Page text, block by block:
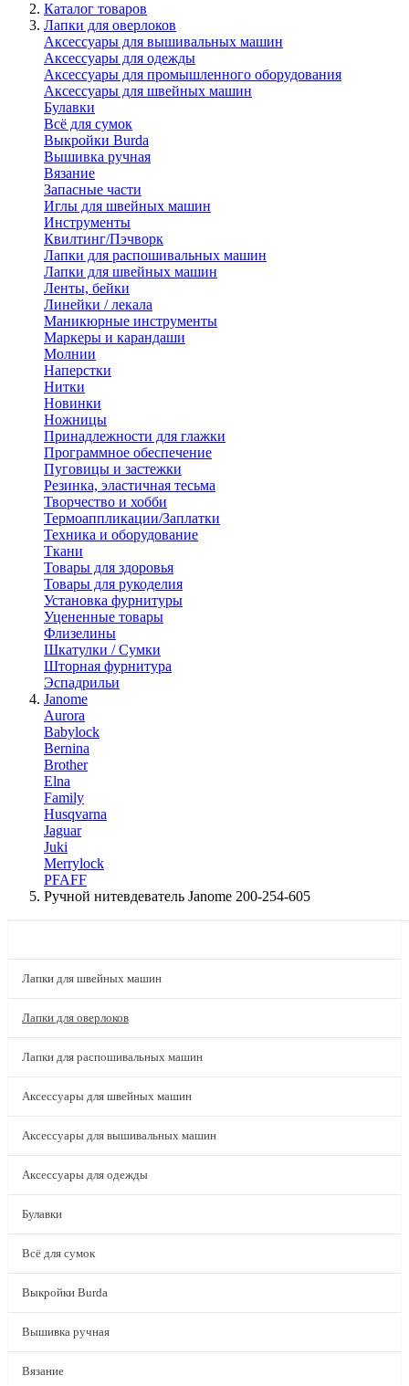
Каталог товаров
Лапки для оверлоков
Аксессуары для вышивальных машин
Аксессуары для одежды
Аксессуары для промышленного оборудования
Аксессуары для швейных машин
Булавки
Всё для сумок
Выкройки Burda
Вышивка ручная
Вязание
Запасные части
Иглы для швейных машин
Инструменты
Квилтинг/Пэчворк
Лапки для распошивальных машин
Лапки для швейных машин
Ленты, бейки
Линейки / лекала
Маникюрные инструменты
Маркеры и карандаши
Молнии
Наперстки
Нитки
Новинки
Ножницы
Принадлежности для глажки
Программное обеспечение
Пуговицы и застежки
Резинка, эластичная тесьма
Творчество и хобби
Термоаппликации/Заплатки
Техника и оборудование
Ткани
Товары для здоровья
Товары для рукоделия
Установка фурнитуры
Уцененные товары
Флизелины
Шкатулки / Сумки
Шторная фурнитура
Эспадрильи
Janome
Aurora
Babylock
Bernina
Brother
Elna
Family
Husqvarna
Jaguar
Juki
Merrylock
PFAFF
Ручной нитевдеватель Janome 200-254-605
Лапки для швейных машин
Лапки для оверлоков
Лапки для распошивальных машин
Аксессуары для швейных машин
Аксессуары для вышивальных машин
Аксессуары для одежды
Булавки
Всё для сумок
Выкройки Burda
Вышивка ручная
Вязание